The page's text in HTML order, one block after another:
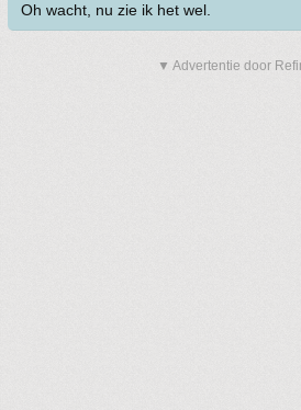
Oh wacht, nu zie ik het wel.
▼ Advertentie door